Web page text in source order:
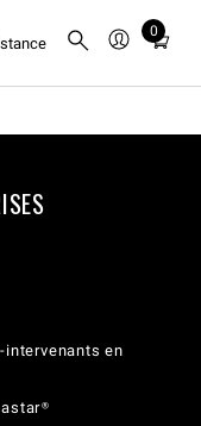
0
Total
cart:
en